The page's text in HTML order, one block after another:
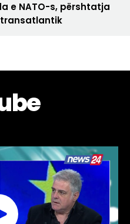
e NATO-s, përshtatja